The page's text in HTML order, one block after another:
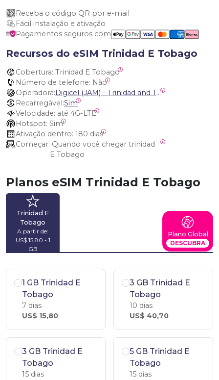
Receba o código QR por e-mail
Fácil instalação e ativação
Pagamentos seguros com
Recursos do eSIM Trinidad E Tobago
Cobertura: Trinidad E Tobago
Número de telefone: Não
Operadora:
Digicel (JAM) - Trinidad and Tobago
Recarregável:Sim
Velocidade: até 4G-LTE
Hotspot: Sim
Ativação dentro: 180 dias
Começar:
E Tobago
Planos eSIM Trinidad E Tobago
Trinidad E
Tobago
A partir de:
US$ 15,80 - 1
GB
Plano Global
DESCUBRA
1 GB Trinidad E
Tobago
7 dias
US$ 15,80
3 GB Trinidad E
Tobago
10 dias
US$ 40,70
3 GB Trinidad E
Tobago
15 dias
5 GB Trinidad E
Tobago
15 dias